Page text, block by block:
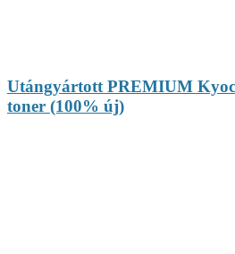
Utángyártott PREMIUM
toner (100% új)